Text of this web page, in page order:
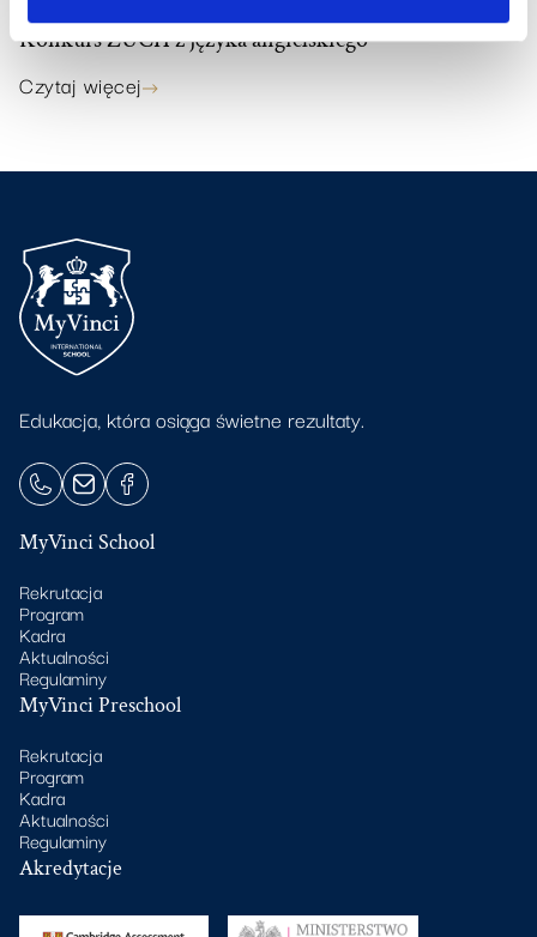
Konkurs ZUCH z języka angielskiego
Czytaj więcej
Edukacja, która osiąga świetne rezultaty.
MyVinci School
Rekrutacja
Program
Kadra
Aktualności
Regulaminy
MyVinci Preschool
Rekrutacja
Program
Kadra
Aktualności
Regulaminy
Akredytacje